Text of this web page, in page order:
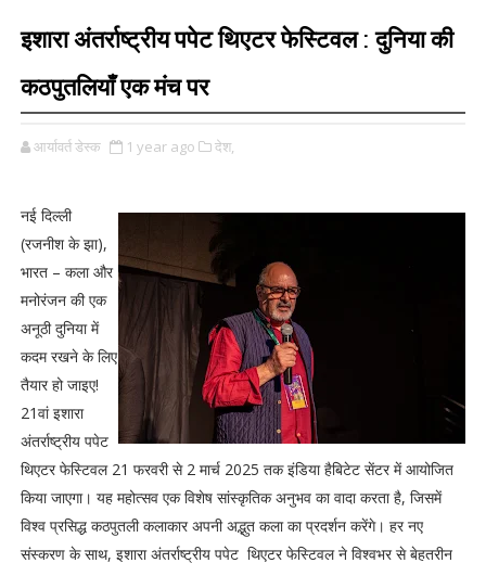
इशारा अंतर्राष्ट्रीय पपेट थिएटर फेस्टिवल : दुनिया की
कठपुतलियाँ एक मंच पर
आर्यावर्त डेस्क 1 year ago देश,
नई दिल्ली
(रजनीश के झा),
भारत – कला और
मनोरंजन की एक
अनूठी दुनिया में
कदम रखने के लिए
तैयार हो जाइए!
21वां इशारा
अंतर्राष्ट्रीय पपेट
थिएटर फेस्टिवल 21 फरवरी से 2 मार्च 2025 तक इंडिया हैबिटेट सेंटर में आयोजित
किया जाएगा। यह महोत्सव एक विशेष सांस्कृतिक अनुभव का वादा करता है, जिसमें
विश्व प्रसिद्ध कठपुतली कलाकार अपनी अद्भुत कला का प्रदर्शन करेंगे। हर नए
संस्करण के साथ, इशारा अंतर्राष्ट्रीय पपेट थिएटर फेस्टिवल ने विश्वभर से बेहतरीन